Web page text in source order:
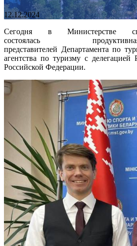
12.12.2024
Сегодня в Министерстве
состоялась
представителей Департамента по
агентства по туризму с
Российской Федерации.